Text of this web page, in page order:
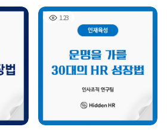
123